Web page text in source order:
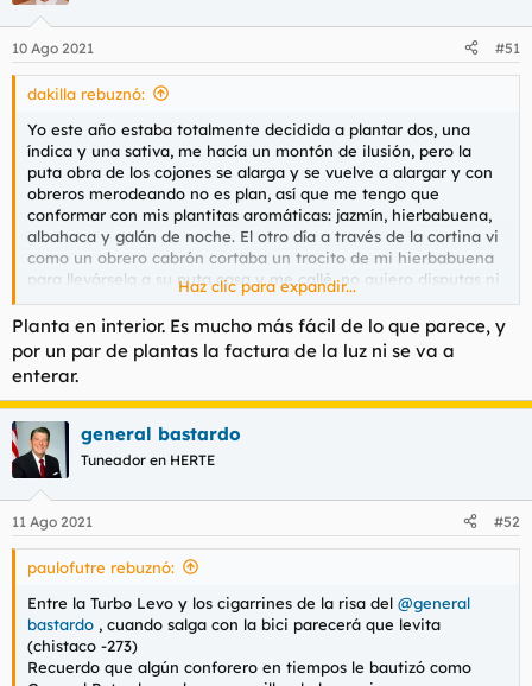
a
d
o
r
d
l
t
e
m
a
e
n
i
o
10 Ago 2021 #51
dakilla rebuznó:
Yo este año estaba totalmente decidida a plantar dos, una
índica y una sativa, me hacía un montón de ilusión, pero la
puta obra de los cojones se alarga y se vuelve a alargar y con
obreros merodeando no es plan, así que me tengo que
conformar con mis plantitas aromáticas: jazmín, hierbabuena,
albahaca y galán de noche. El otro día a través de la cortina vi
como un obrero cabrón cortaba un trocito de mi hierbabuena
para llevársela a su puta casa y me callé, no quiero disputas ni
leches, pero manda huevos...
Haz clic para expandir...
Planta en interior. Es mucho más fácil de lo que parece, y
por un par de plantas la factura de la luz ni se va a
enterar.
general bastardo
Tuneador en HERTE
11 Ago 2021 #52
paulofutre rebuznó:
Entre la Turbo Levo y los cigarrines de la risa del @general
bastardo , cuando salga con la bici parecerá que levita
(chistaco -273)
Recuerdo que algún conforero en tiempos le bautizó como